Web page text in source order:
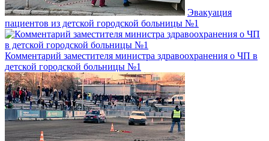
Эвакуация
пациентов из детской городской больницы №1
Комментарий заместителя министра здравоохранения о ЧП в
детской городской больницы №1